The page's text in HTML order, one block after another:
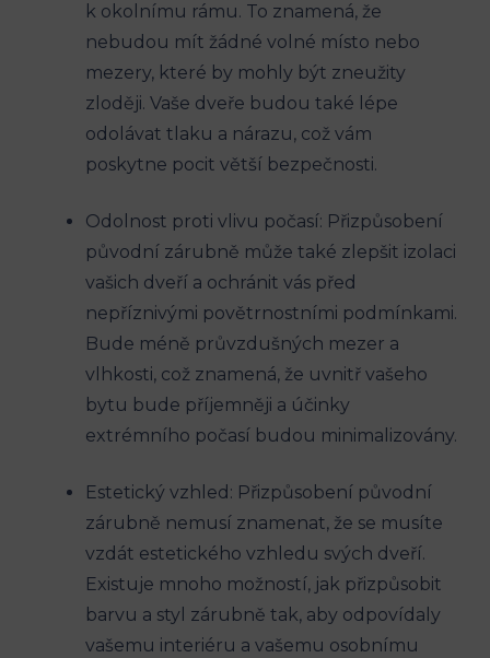
k okolnímu ⁢rámu.⁤ To znamená, že
nebudou mít žádné volné místo nebo
mezery, které⁢ by mohly být zneužity
zloději. Vaše dveře budou také lépe
odolávat ‍tlaku a nárazu,‍ což vám⁢
poskytne pocit větší bezpečnosti.
Odolnost proti vlivu počasí: Přizpůsobení
⁤původní zárubně může⁤ také zlepšit izolaci
vašich dveří a ochránit vás ⁣před
⁣nepříznivými povětrnostními ⁣podmínkami.
Bude méně průvzdušných mezer a
vlhkosti, což znamená, že uvnitř vašeho
bytu bude příjemněji a účinky
extrémního ​počasí‍ budou minimalizovány.
Estetický vzhled: Přizpůsobení‌ původní
zárubně nemusí znamenat, že ​se musíte
vzdát estetického vzhledu⁤ svých dveří.
Existuje mnoho možností,​ jak přizpůsobit
‍barvu a styl zárubně tak, aby odpovídaly
vašemu interiéru⁣ a‍ vašemu osobnímu